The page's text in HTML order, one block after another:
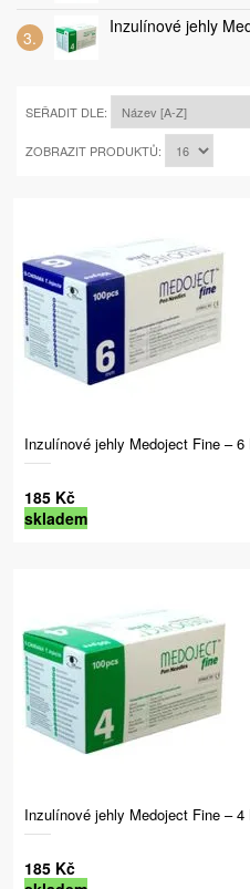
Inzulínové jehly
SEŘADIT DLE:
ZOBRAZIT PRODUKTŮ:
Inzulínové jehly Medoject Fine – 6
185 Kč
skladem
Inzulínové jehly Medoject Fine – 4
185 Kč